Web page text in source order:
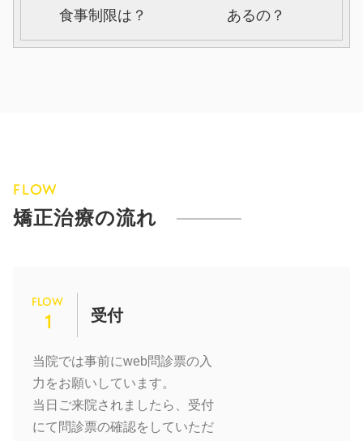
食事制限は？
あるの？
FLOW
矯正治療の流れ
FLOW
1 受付
当院では事前にweb問診票の入
力をお願いしています。
当日ご来院されましたら、受付
にて問診票の確認をしていただ